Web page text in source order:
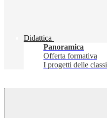
Didattica
Panoramica
Offerta formativa
I progetti delle classi